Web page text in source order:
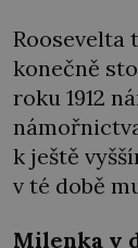
Roosevelta
konečně
roku 1912
k ještě
v té době
Milenka v